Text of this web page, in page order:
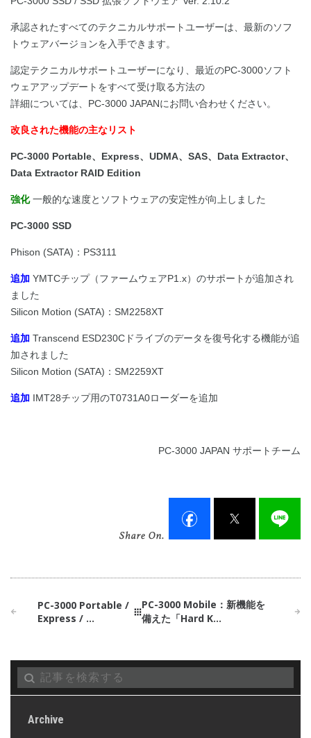
承認されたすべてのテクニカルサポートユーザーは、最新のソフ
トウェアバージョンを入手できます。
認定テクニカルサポートユーザーになり、最近のPC-3000ソフト
ウェアアップデートをすべて受け取る方法の
詳細については、PC-3000 JAPANにお問い合わせください。
改良された機能の主なリスト
PC-3000 Portable、Express、UDMA、SAS、Data Extractor、
Data Extractor RAID Edition
強化一般的な速度とソフトウェアの安定性が向上しました
PC-3000 SSD
Phison (SATA)：PS3111
追加 YMTCチップ（ファームウェアP1.x）のサポートが追加され
ました
Silicon Motion (SATA)：SM2258XT
追加 Transcend ESD230Cドライブのデータを復号化する機能が追
加されました
Silicon Motion (SATA)：SM2259XT
追加 IMT28チップ用のT0731A0ローダーを追加
PC-3000 JAPAN サポートチーム
PC-3000 Portable /
Express / ...
PC-3000 Mobile：新機能を
備えた「Hard K...
Archive